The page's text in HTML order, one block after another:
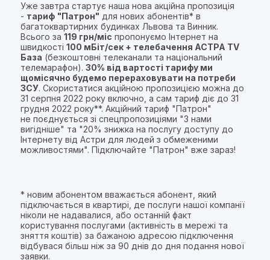
Уже завтра стартує наша нова акційна пропозиція
- тариф "Патрон" для нових абонентів* в
багатоквартирних будинках Львова та Винник.
Всього за 119 грн/міс пропонуємо Інтернет на
швидкості 100 мБіт/сек + телебачення АСТРА TV
База (безкоштовні телеканали та національний
телемарафон). 30% від вартості тарифу ми
щомісячно будемо перераховувати на потреби
ЗСУ. Скористатися акційною пропозицією можна до
31 серпня 2022 року включно, а сам тариф діє до 31
грудня 2022 року**. Акційний тариф "Патрон"
не поєднується зі спецпропозиціями "З нами
вигідніше" та "20% знижка на послугу доступу до
Інтернету від Астри для людей з обмеженими
можливостями". Підключайте "Патрон" вже зараз!
* новим абонентом вважається абонент, який
підключається в квартирі, де послуги нашої компанії
ніколи не надавалися, або останній факт
користування послугами (активність в мережі та
зняття коштів) за бажаною адресою підключення
відбувася більш ніж за 90 днів до дня подання нової
заявки.